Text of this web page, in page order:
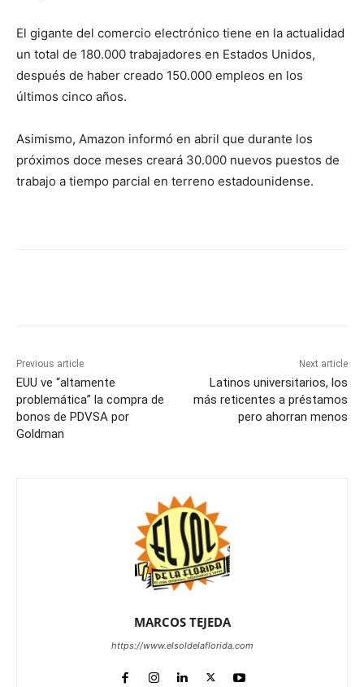
El gigante del comercio electrónico tiene en la actualidad
un total de 180.000 trabajadores en Estados Unidos,
después de haber creado 150.000 empleos en los
últimos cinco años.
Asimismo, Amazon informó en abril que durante los
próximos doce meses creará 30.000 nuevos puestos de
trabajo a tiempo parcial en terreno estadounidense.
Previous article
EUU ve “altamente
problemática” la compra de
bonos de PDVSA por
Goldman
Next article
Latinos universitarios, los
más reticentes a préstamos
pero ahorran menos
MARCOS TEJEDA
https://www.elsoldelaflorida.com